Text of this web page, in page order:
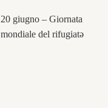
20 giugno – Giornata
mondiale del rifugiatǝ